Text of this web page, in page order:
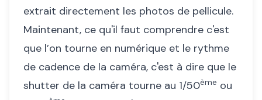
extrait directement les photos de pellicule.
Maintenant, ce qu'il faut comprendre c'est
que l’on tourne en numérique et le rythme
de cadence de la caméra, c'est à dire que le
shutter de la caméra tourne au 1/50ème ou